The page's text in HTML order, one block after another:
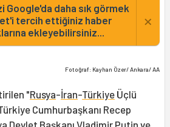
Google'da daha sık görmek
tercih ettiğiniz haber
ekleyebilirsiniz...
×
Fotoğraf: Kayhan Özer/ Ankara/ AA
"Rusya-İran-Türkiye Üçlü
Cumhurbaşkanı Recep